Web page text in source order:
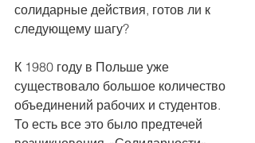
солидарные действия, готов ли к
следующему шагу?
К 1980 году в Польше уже
существовало большое количество
объединений рабочих и студентов.
То есть все это было предтечей